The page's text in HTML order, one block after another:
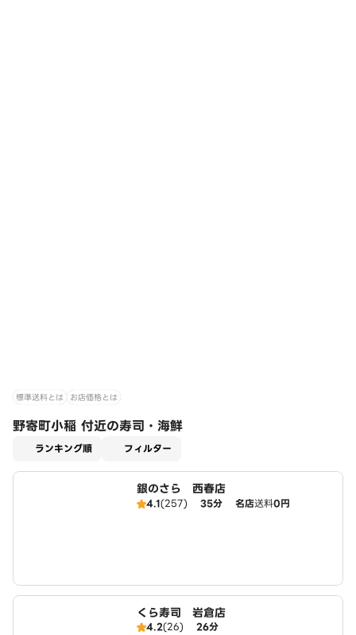
標準送料とは お店価格とは
野寄町小稲 付近の寿司・海鮮
ランキング順 フィルター
銀のさら 西春店
4.1(257) 35分 名店送料0円
くら寿司 岩倉店
4.2(26) 26分